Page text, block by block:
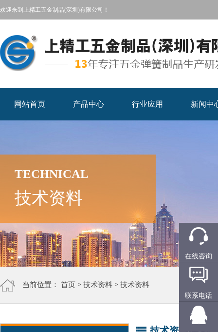
欢迎来到上精工五金制品(深圳)有限公司！
网站首页 产品中心 行业应用 新闻中
TECHNICAL
技术资料
当前位置： 首页 > 技术资料 > 技术资料
在线咨询
联系电话